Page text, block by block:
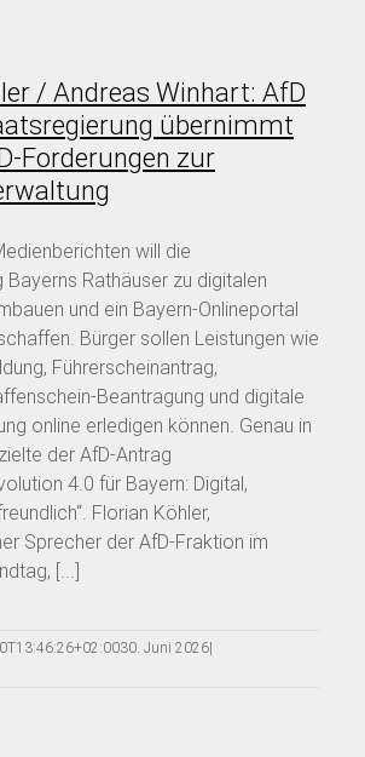
/ Andreas Winhart: AfD
übernimmt
Forderungen zur
will die
Bayerns Rathäuser zu digitalen
und ein Bayern-Onlineportal
Bürger sollen Leistungen wie
Führerscheinantrag,
Beantragung und digitale
online erledigen können. Genau in
der AfD-Antrag
4.0 für Bayern: Digital,
Florian Köhler,
Sprecher der AfD-Fraktion im
[...]
30. Juni 2026|